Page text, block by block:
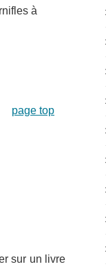
à
page top
sur un livre